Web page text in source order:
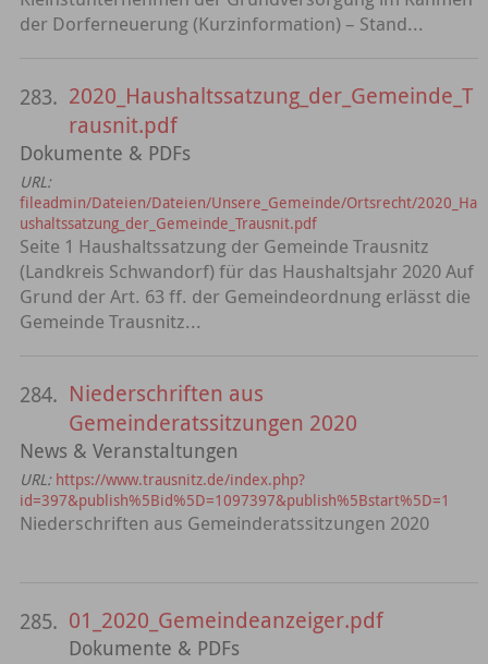
der Dorferneuerung (Kurzinformation) – Stand...
283. 2020_Haushaltssatzung_der_Gemeinde_T
rausnit.pdf
Dokumente & PDFs
URL:
fileadmin/Dateien/Dateien/Unsere_Gemeinde/Ortsrecht/2020_Ha
ushaltssatzung_der_Gemeinde_Trausnit.pdf
Seite 1 Haushaltssatzung der Gemeinde Trausnitz
(Landkreis Schwandorf) für das Haushaltsjahr 2020 Auf
Grund der Art. 63 ff. der Gemeindeordnung erlässt die
Gemeinde Trausnitz...
284. Niederschriften aus
Gemeinderatssitzungen 2020
News & Veranstaltungen
URL: https://www.trausnitz.de/index.php?
id=397&publish%5Bid%5D=1097397&publish%5Bstart%5D=1
Niederschriften aus Gemeinderatssitzungen 2020
285. 01_2020_Gemeindeanzeiger.pdf
Dokumente & PDFs